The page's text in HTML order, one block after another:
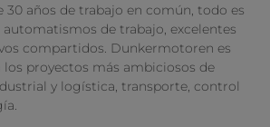
30 años de trabajo en común, todo es
automatismos de trabajo, excelentes
compartidos. Dunkermotoren es
los proyectos más ambiciosos de
y logística, transporte, control